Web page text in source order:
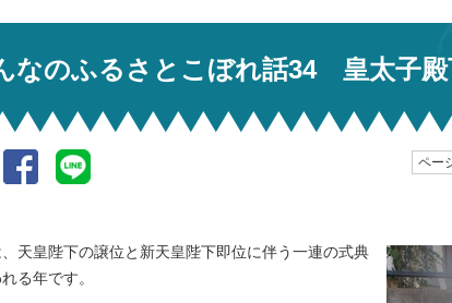
なのふるさとこぼれ話34 皇太子殿
ペー
天皇陛下の譲位と新天皇陛下即位に伴う一連の式典
る年です。